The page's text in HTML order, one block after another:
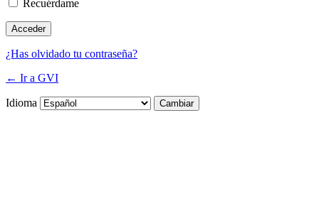
Recuérdame
¿Has olvidado tu contraseña?
← Ir a GVI
Idioma